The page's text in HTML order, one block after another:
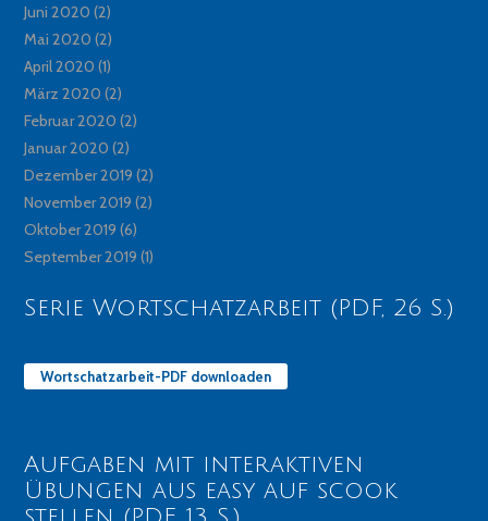
Juni 2020 (2)
Mai 2020 (2)
April 2020 (1)
März 2020 (2)
Februar 2020 (2)
Januar 2020 (2)
Dezember 2019 (2)
November 2019 (2)
Oktober 2019 (6)
September 2019 (1)
Serie Wortschatzarbeit (PDF, 26 S.)
Wortschatzarbeit-PDF downloaden
Aufgaben mit interaktiven
Übungen aus easy auf scook